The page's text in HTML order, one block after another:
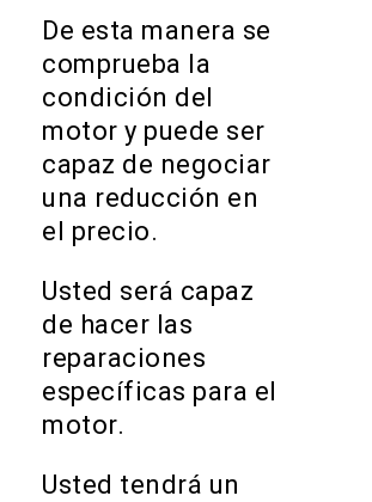
De esta manera se
comprueba la
condición del
motor y puede ser
capaz de negociar
una reducción en
el precio.
Usted será capaz
de hacer las
reparaciones
específicas para el
motor.
Usted tendrá un